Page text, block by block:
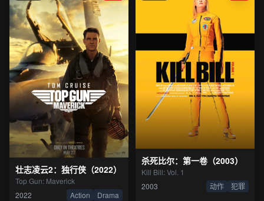
壮志凌云2：独行侠（2022）
Top Gun: Maverick
2022
Action Drama
杀死比尔：第一卷（2003）
Kill Bill: Vol. 1
2003
动作 犯罪